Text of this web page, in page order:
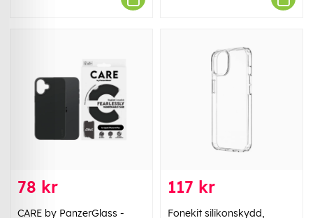
78 kr
CARE by PanzerGlass -
117 kr
Fonekit silikonskydd,